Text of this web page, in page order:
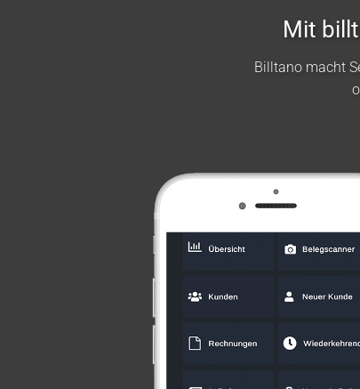
Mit
Billtano macht